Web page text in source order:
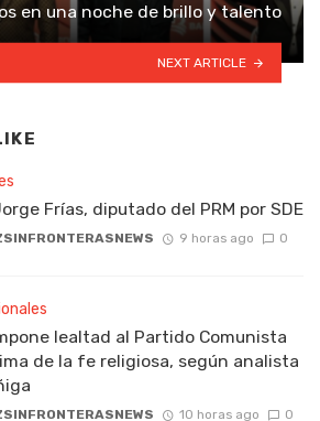
en una noche de brillo y talento
NEXT ARTICLE
Frías, diputado del PRM por SDE
9 horas ago 0
lealtad al Partido Comunista
de la fe religiosa, según analista
10 horas ago 0